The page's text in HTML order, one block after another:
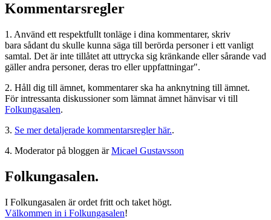
Kommentarsregler
1. Använd ett respektfullt tonläge i dina kommentarer, skriv
bara sådant du skulle kunna säga till berörda personer i ett vanligt
samtal. Det är inte tillåtet att uttrycka sig kränkande eller sårande vad
gäller andra personer, deras tro eller uppfattningar".
2. Håll dig till ämnet, kommentarer ska ha anknytning till ämnet.
För intressanta diskussioner som lämnat ämnet hänvisar vi till
Folkungasalen.
3. Se mer detaljerade kommentarsregler här..
4. Moderator på bloggen ärMicael Gustavsson
Folkungasalen.
I Folkungasalen är ordet fritt och taket högt.
Välkommen in i Folkungasalen!